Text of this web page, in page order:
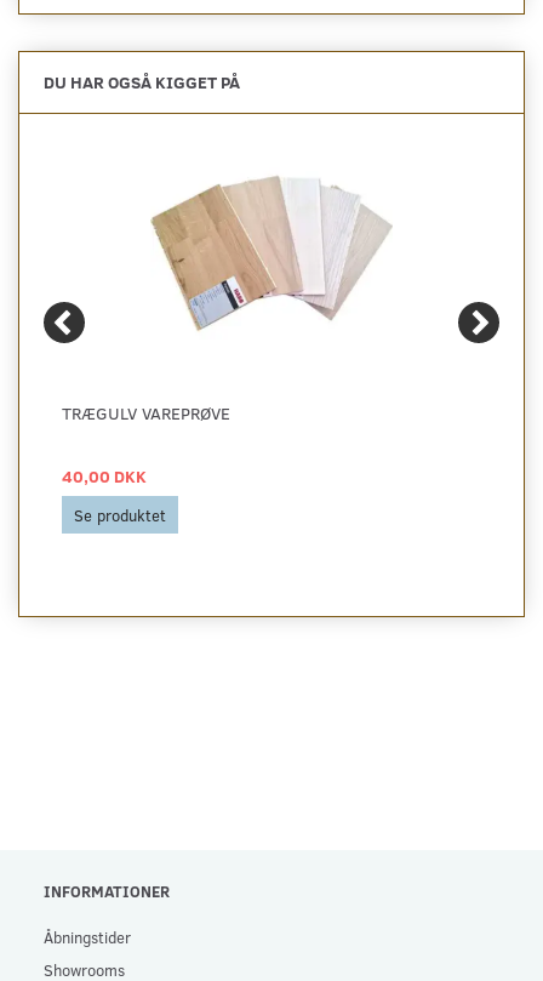
DU HAR OGSÅ KIGGET PÅ
TRÆGULV VAREPRØVE
40,00 DKK
Se produktet
INFORMATIONER
Åbningstider
Showrooms